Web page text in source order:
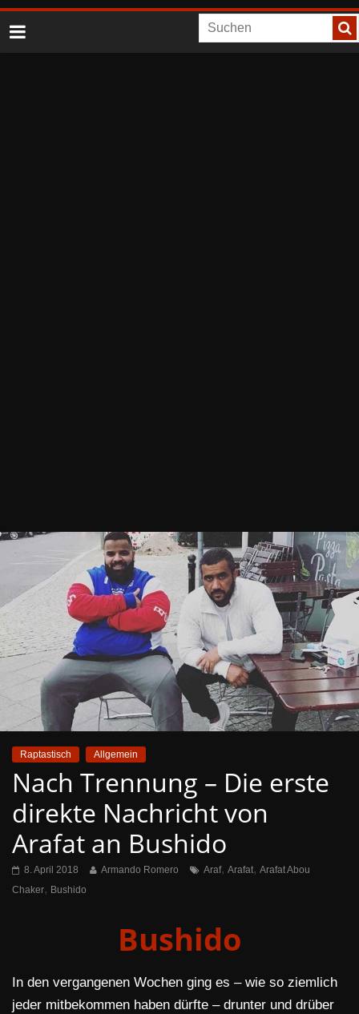
Raptastisch Allgemein
Nach Trennung – Die erste
direkte Nachricht von
Arafat an Bushido
8. April 2018 Armando Romero Araf, Arafat, Arafat Abou
Chaker, Bushido
Bushido
In den vergangenen Wochen ging es – wie so ziemlich
jeder mitbekommen haben dürfte – drunter und drüber